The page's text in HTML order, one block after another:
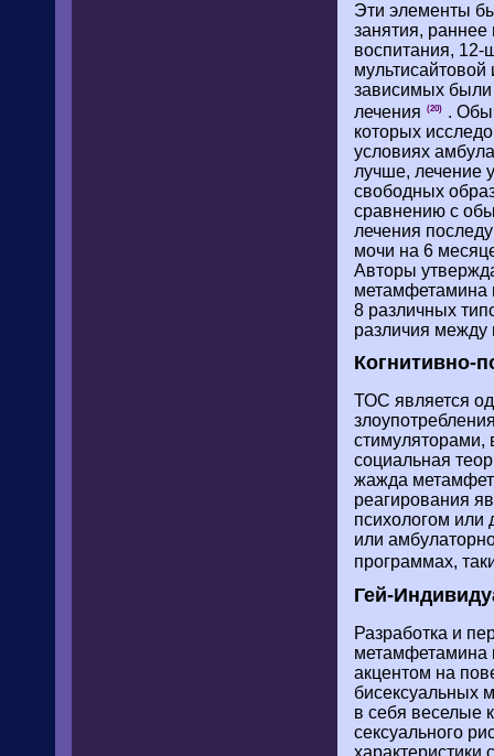
Эти элементы
занятия, раннее
воспитания, 12-
зависимых были
лечения
(20)
.
которых
условиях
лучше, лечение
свободных
сравнению с
лечения
мочи на 6
Авторы
метамфетамина
8 различных
различия между
Когнитивно-
ТОС является
стимуляторами,
социальная
жажда
реагирования
психологом или
или
программах,
Гей-
Разработка и
метамфетамина
акцентом на
бисексуальных
в себя веселые
сексуального
характеристики